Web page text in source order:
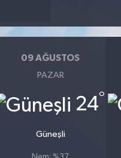
09 AĞUSTOS
PAZAR
24°
Güneşli